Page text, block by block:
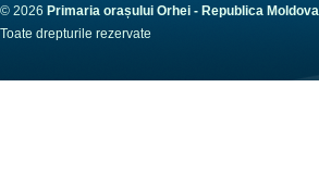
© 2026 Primaria orașului Orhei - Republica Moldova
Toate drepturile rezervate